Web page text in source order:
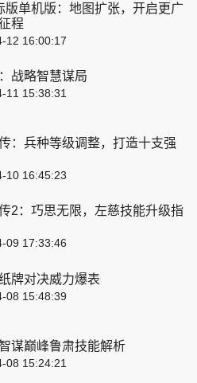
版单机版：地图扩张，开启更广
程
12 16:00:17
战略智慧谋局
11 15:38:31
：兵种等级调整，打造十支强
10 16:45:23
2：巧思无限，左慈技能升级指
09 17:33:46
牌对决威力爆表
08 15:48:39
谋巅峰鲁肃技能解析
08 15:24:21